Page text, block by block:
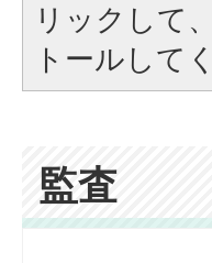
リックして
トールして
監査